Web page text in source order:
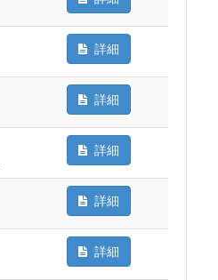
詳細
詳細
詳細
詳細
詳細